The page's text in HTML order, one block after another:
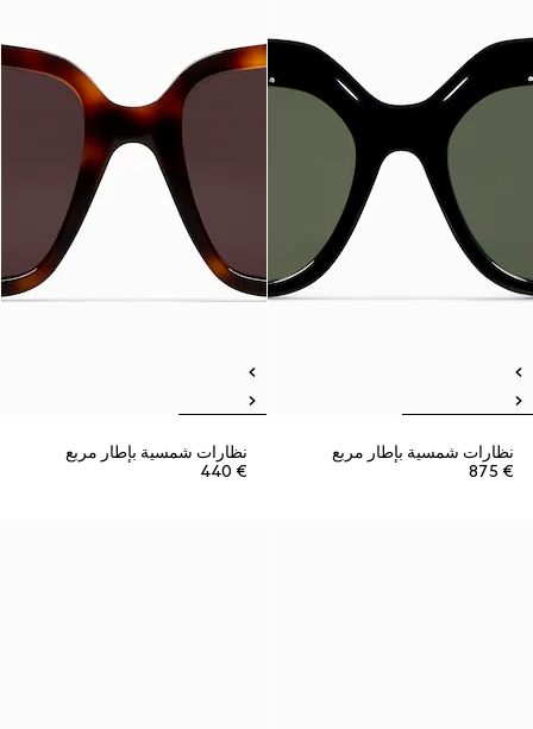
نظارات شمسية بإطار مربع
€ 875
نظارات شمسية بإطار مربع
€ 440